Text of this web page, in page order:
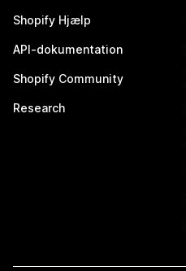
Shopify Hjælp
API-dokumentation
Shopify Community
Research